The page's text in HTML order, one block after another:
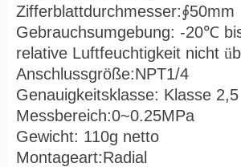
Zifferblattdurchmesser:∮
Gebrauchsumgebung: -20℃
relative Luftfeuchtigkeit nicht ü
Anschlussgröße:NPT1/4
Genauigkeitsklasse: Klasse 2,5
Messbereich:0~0.25MPa
Gewicht: 110g netto
Montageart:Radial